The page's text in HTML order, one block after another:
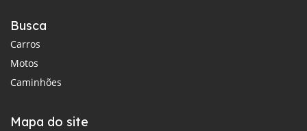
Busca
Carros
Motos
Caminhões
Mapa do site